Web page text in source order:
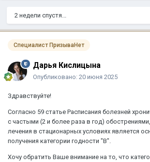
2 недели спустя...
Специалист ПризываНет
Дарья Кислицына
Опубликовано: 20 июня 2025
Здравствуйте!
Согласно 59 статье Расписания болезней
с частыми (2 и более раза в год)
лечения в стационарных условиях является
получения категории годности "В".
Хочу обратить Ваше внимание на то, что